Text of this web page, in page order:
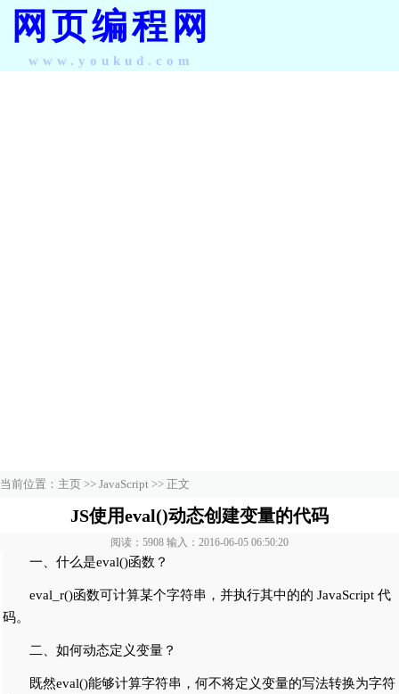
网页编程网
www.youkud.com
当前位置： 主页 >> JavaScript >> 正文
JS使用eval()动态创建变量的代码
阅读：5908 输入：2016-06-05 06:50:20
一、什么是eval()函数？
eval_r()函数可计算某个字符串，并执行其中的的 JavaScript 代
码。
二、如何动态定义变量？
既然eval()能够计算字符串，何不将定义变量的写法转换为字符